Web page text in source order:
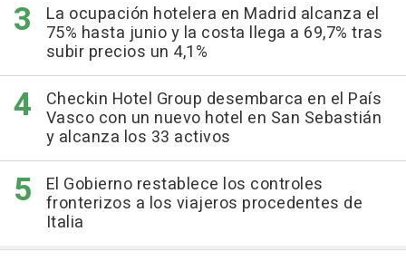
La ocupación hotelera en Madrid alcanza el
75% hasta junio y la costa llega a 69,7% tras
subir precios un 4,1%
Checkin Hotel Group desembarca en el País
Vasco con un nuevo hotel en San Sebastián
y alcanza los 33 activos
El Gobierno restablece los controles
fronterizos a los viajeros procedentes de
Italia